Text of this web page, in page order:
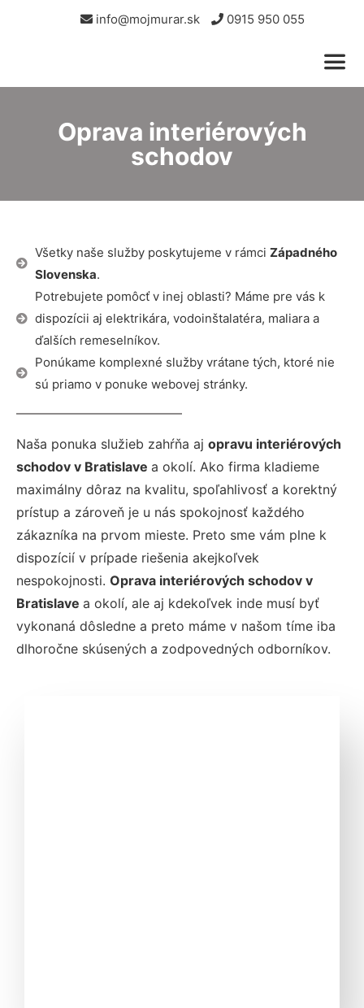
info@mojmurar.sk 0915 950 055
Oprava interiérových
schodov
Všetky naše služby poskytujeme v rámci Západného
Slovenska.
Potrebujete pomôcť v inej oblasti? Máme pre vás k
dispozícii aj elektrikára, vodoinštalatéra, maliara a
ďalších remeselníkov.
Ponúkame komplexné služby vrátane tých, ktoré nie
sú priamo v ponuke webovej stránky.
Naša ponuka služieb zahŕňa aj opravu interiérových
schodov v Bratislave a okolí. Ako firma kladieme
maximálny dôraz na kvalitu, spoľahlivosť a korektný
prístup a zároveň je u nás spokojnosť každého
zákazníka na prvom mieste. Preto sme vám plne k
dispozícií v prípade riešenia akejkoľvek
nespokojnosti. Oprava interiérových schodov v
Bratislave a okolí, ale aj kdekoľvek inde musí byť
vykonaná dôsledne a preto máme v našom tíme iba
dlhoročne skúsených a zodpovedných odborníkov.